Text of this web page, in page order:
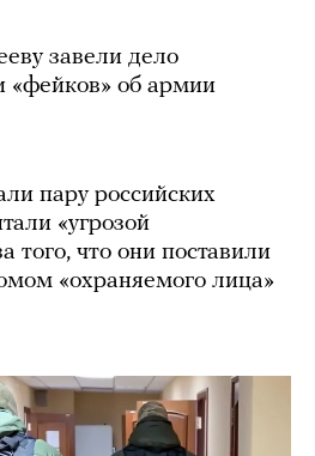
завели дело
«фейков» об армии
пару российских
«угрозой
того, что они поставили
«охраняемого лица»